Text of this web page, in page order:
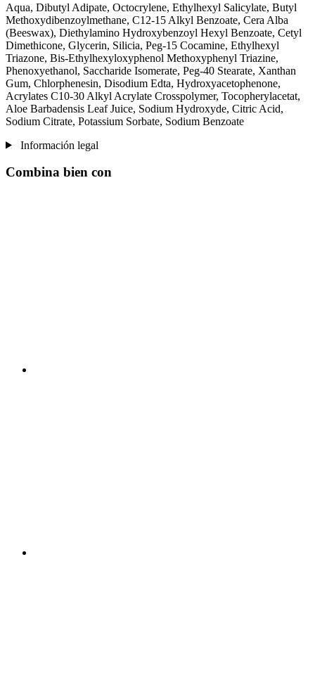
Aqua, Dibutyl Adipate, Octocrylene, Ethylhexyl Salicylate, Butyl
Methoxydibenzoylmethane, C12-15 Alkyl Benzoate, Cera Alba
(Beeswax), Diethylamino Hydroxybenzoyl Hexyl Benzoate, Cetyl
Dimethicone, Glycerin, Silicia, Peg-15 Cocamine, Ethylhexyl
Triazone, Bis-Ethylhexyloxyphenol Methoxyphenyl Triazine,
Phenoxyethanol, Saccharide Isomerate, Peg-40 Stearate, Xanthan
Gum, Chlorphenesin, Disodium Edta, Hydroxyacetophenone,
Acrylates C10-30 Alkyl Acrylate Crosspolymer, Tocopherylacetat,
Aloe Barbadensis Leaf Juice, Sodium Hydroxyde, Citric Acid,
Sodium Citrate, Potassium Sorbate, Sodium Benzoate
Información legal
Combina bien con